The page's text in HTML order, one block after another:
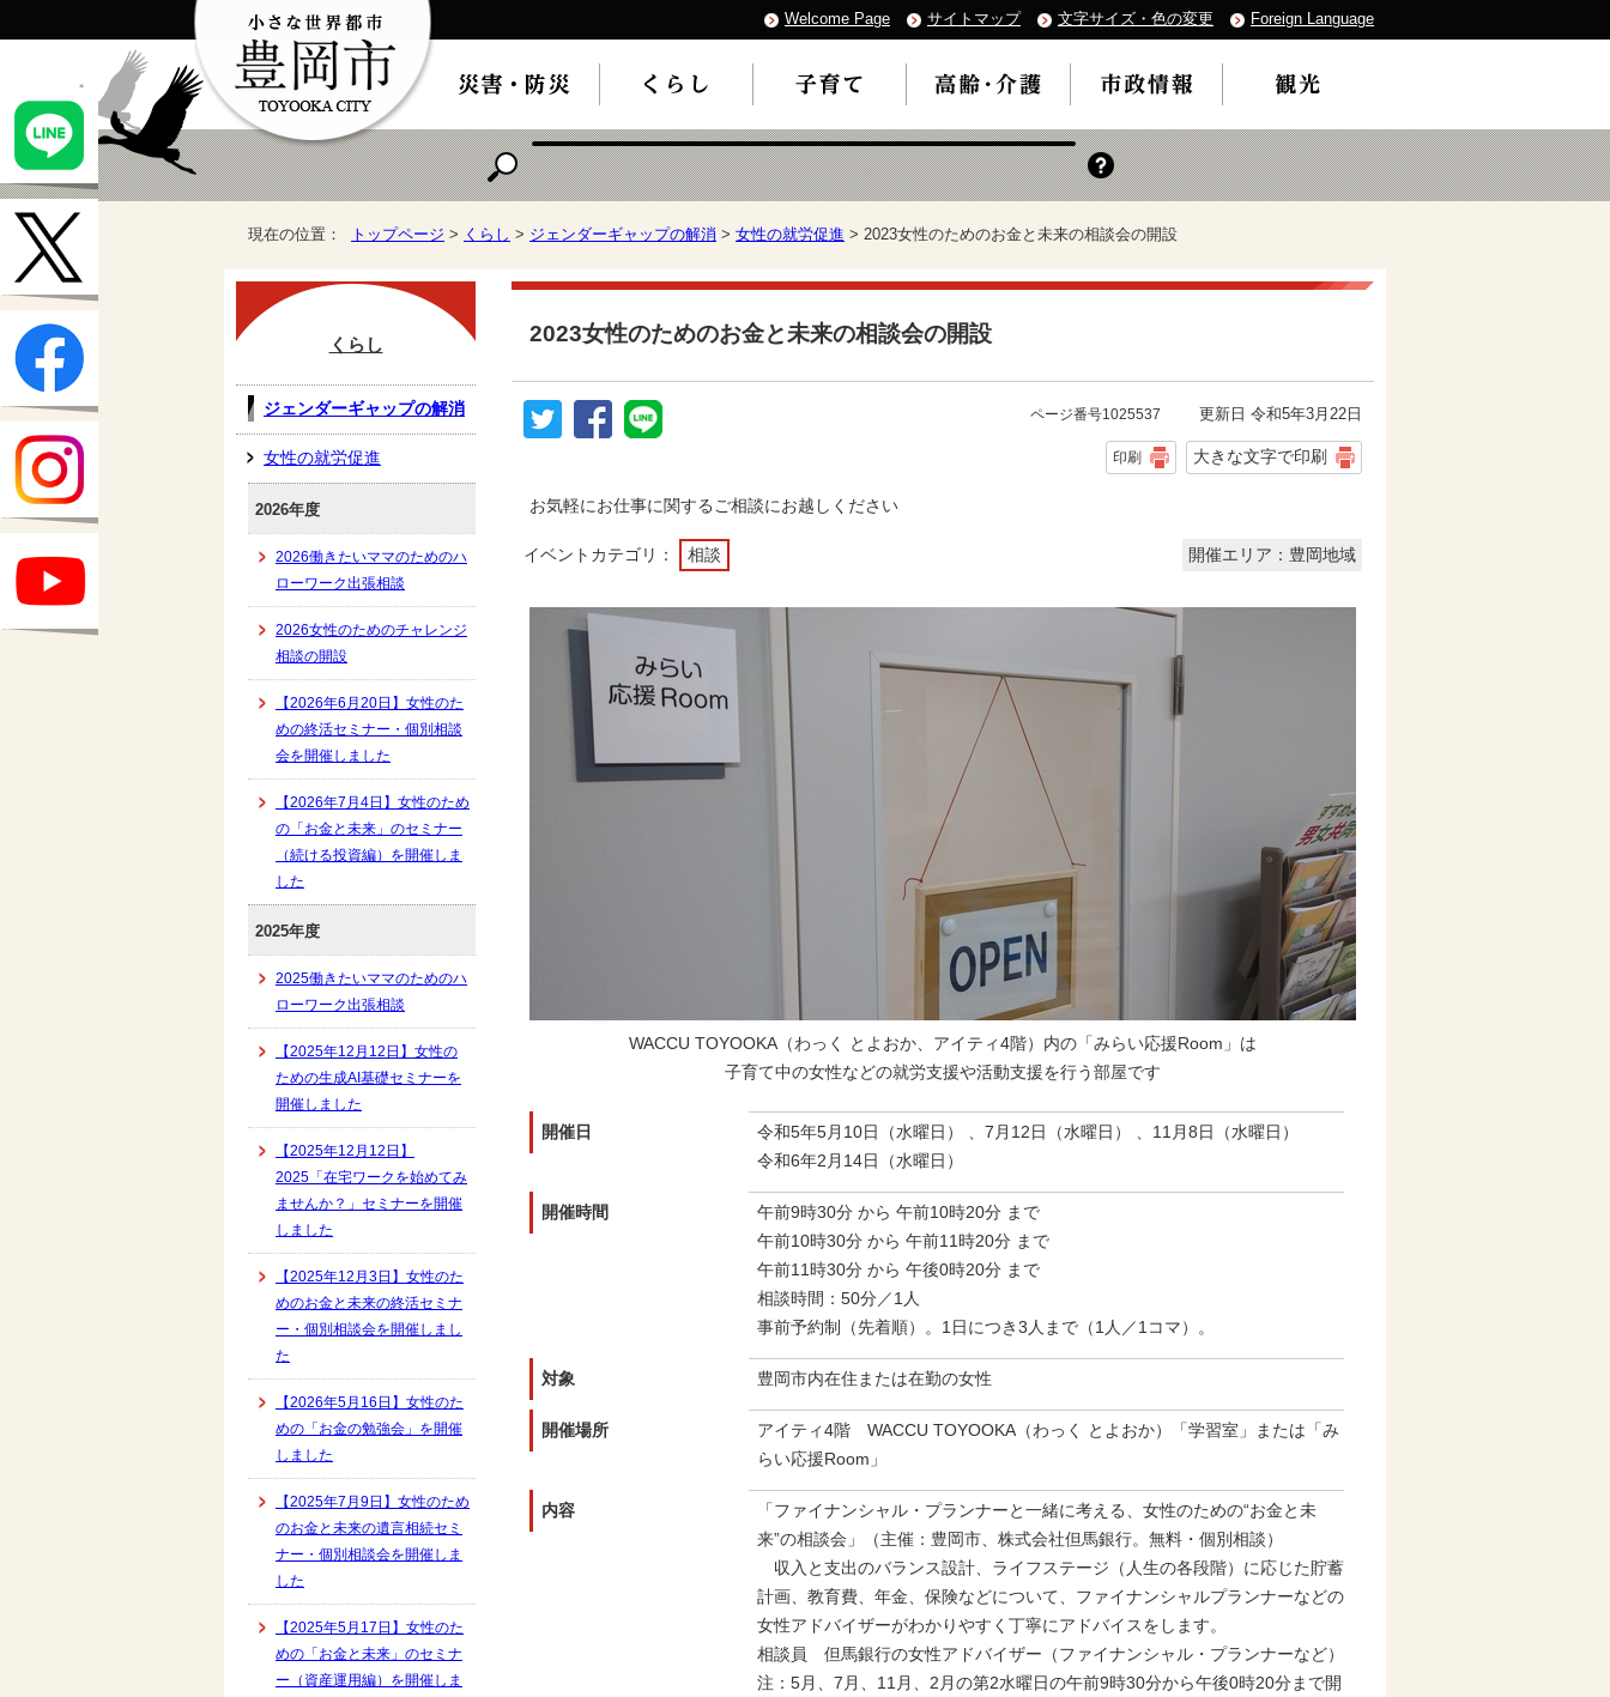
Welcome Page サイトマップ 文字サイズ・色の変更 Foreign Language
現在の位置： トップページ > くらし > ジェンダーギャップの解消 > 女性の就労促進 > 2023女性のためのお金と未来の相談会の開設
2023女性のためのお金と未来の相談会の開設
ページ番号1025537 更新日 令和5年3月22日
印刷 大きな文字で印刷
お気軽にお仕事に関するご相談にお越しください
イベントカテゴリ： 相談 開催エリア：豊岡地域
WACCU TOYOOKA（わっく とよおか、アイティ4階）内の「みらい応援Room」は
子育て中の女性などの就労支援や活動支援を行う部屋です
開催日
令和5年5月10日（水曜日） 、7月12日（水曜日） 、11月8日（水曜日）
令和6年2月14日（水曜日）
開催時間
午前9時30分 から 午前10時20分 まで
午前10時30分 から 午前11時20分 まで
午前11時30分 から 午後0時20分 まで
相談時間：50分／1人
事前予約制（先着順）。1日につき3人まで（1人／1コマ）。
対象 豊岡市内在住または在勤の女性
開催場所
アイティ4階 WACCU TOYOOKA（わっく とよおか）「学習室」または「み
らい応援Room」
内容
「ファイナンシャル・プランナーと一緒に考える、女性のための“お金と未
来”の相談会」（主催：豊岡市、株式会社但馬銀行。無料・個別相談）
収入と支出のバランス設計、ライフステージ（人生の各段階）に応じた貯蓄
計画、教育費、年金、保険などについて、ファイナンシャルプランナーなどの
女性アドバイザーがわかりやすく丁寧にアドバイスをします。
相談員 但馬銀行の女性アドバイザー（ファイナンシャル・プランナーなど）
注：5月、7月、11月、2月の第2水曜日の午前9時30分から午後0時20分まで開
くらし
ジェンダーギャップの解消
女性の就労促進
2026年度
2026働きたいママのためのハ
ローワーク出張相談
2026女性のためのチャレンジ
相談の開設
【2026年6月20日】女性のた
めの終活セミナー・個別相談
会を開催しました
【2026年7月4日】女性のため
の「お金と未来」のセミナー
（続ける投資編）を開催しま
した
2025年度
2025働きたいママのためのハ
ローワーク出張相談
【2025年12月12日】女性の
ための生成AI基礎セミナーを
開催しました
【2025年12月12日】
2025「在宅ワークを始めてみ
ませんか？」セミナーを開催
しました
【2025年12月3日】女性のた
めのお金と未来の終活セミナ
ー・個別相談会を開催しまし
た
【2026年5月16日】女性のた
めの「お金の勉強会」を開催
しました
【2025年7月9日】女性のため
のお金と未来の遺言相続セミ
ナー・個別相談会を開催しま
した
【2025年5月17日】女性のた
めの「お金と未来」のセミナ
ー（資産運用編）を開催しま